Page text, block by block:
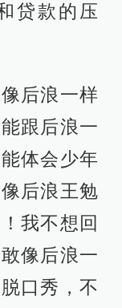
贷款的压
后浪一样
跟后浪一
体会少年
后浪王勉
我不想回
像后浪一
口秀，不